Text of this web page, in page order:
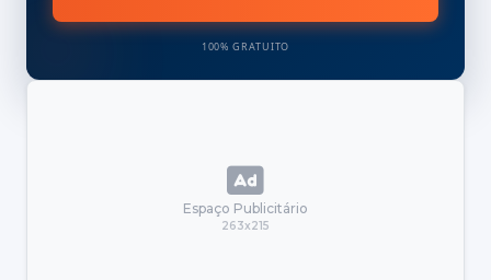
100% GRATUITO
Espaço Publicitário
263x215